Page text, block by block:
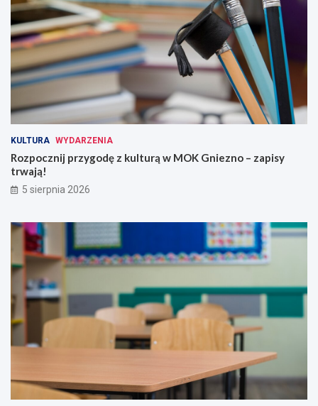
KULTURA WYDARZENIA
Rozpocznij przygodę z kulturą w MOK Gniezno – zapisy
trwają!
5 sierpnia 2026